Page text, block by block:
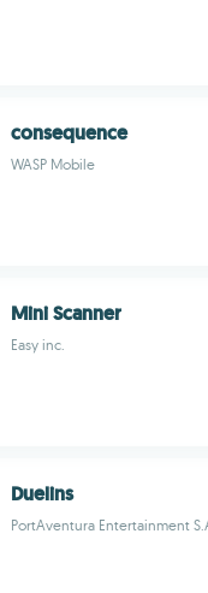
consequence
WASP Mobile
Mini Scanner
Easy inc.
Duelins
PortAventura Entertainment